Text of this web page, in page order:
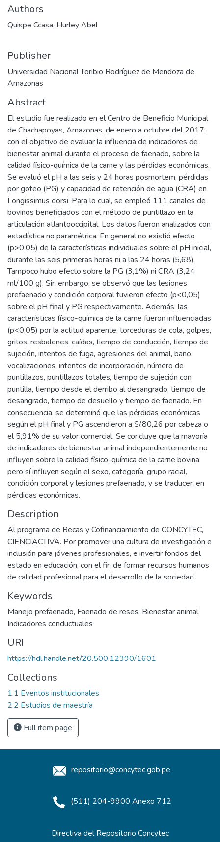
Authors
Quispe Ccasa, Hurley Abel
Publisher
Universidad Nacional Toribio Rodríguez de Mendoza de
Amazonas
Abstract
El estudio fue realizado en el Centro de Beneficio Municipal
de Chachapoyas, Amazonas, de enero a octubre del 2017;
con el objetivo de evaluar la influencia de indicadores de
bienestar animal durante el proceso de faenado, sobre la
calidad físico-química de la carne y las pérdidas económicas.
Se evaluó el pH a las seis y 24 horas posmortem, pérdidas
por goteo (PG) y capacidad de retención de agua (CRA) en
Longissimus dorsi. Para lo cual, se empleó 111 canales de
bovinos beneficiados con el método de puntillazo en la
articulación atlantooccipital. Los datos fueron analizados con
estadística no paramétrica. En general no existió efecto
(p>0,05) de la características individuales sobre el pH inicial,
durante las seis primeras horas ni a las 24 horas (5,68).
Tampoco hubo efecto sobre la PG (3,1%) ni CRA (3,24
ml/100 g). Sin embargo, se observó que las lesiones
prefaenado y condición corporal tuvieron efecto (p<0,05)
sobre el pH final y PG respectivamente. Además, las
características físico-química de la carne fueron influenciadas
(p<0,05) por la actitud aparente, torceduras de cola, golpes,
gritos, resbalones, caídas, tiempo de conducción, tiempo de
sujeción, intentos de fuga, agresiones del animal, baño,
vocalizaciones, intentos de incorporación, número de
puntillazos, puntillazos totales, tiempo de sujeción con
puntilla, tiempo desde el derribo al desangrado, tiempo de
desangrado, tiempo de desuello y tiempo de faenado. En
consecuencia, se determinó que las pérdidas económicas
según el pH final y PG ascendieron a S/.80,26 por cabeza o
el 5,91% de su valor comercial. Se concluye que la mayoría
de indicadores de bienestar animal independientemente no
influyen sobre la calidad físico-química de la carne bovina;
pero sí influyen según el sexo, categoría, grupo racial,
condición corporal y lesiones prefaenado, y se traducen en
pérdidas económicas.
Description
Al programa de Becas y Cofinanciamiento de CONCYTEC,
CIENCIACTIVA. Por promover una cultura de investigación e
inclusión para jóvenes profesionales, e invertir fondos del
estado en educación, con el fin de formar recursos humanos
de calidad profesional para el desarrollo de la sociedad.
Keywords
Manejo prefaenado, Faenado de reses, Bienestar animal,
Indicadores conductuales
URI
https://hdl.handle.net/20.500.12390/1601
Collections
1.1 Eventos institucionales
2.2 Estudios de maestría
Full item page
repositorio@concytec.gob.pe
(511) 204-9900 Anexo 712
Directiva del Repositorio Concytec